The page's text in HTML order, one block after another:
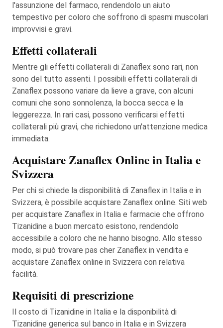
l'assunzione del farmaco, rendendolo un aiuto
tempestivo per coloro che soffrono di spasmi muscolari
improvvisi e gravi.
Effetti collaterali
Mentre gli effetti collaterali di Zanaflex sono rari, non
sono del tutto assenti. I possibili effetti collaterali di
Zanaflex possono variare da lieve a grave, con alcuni
comuni che sono sonnolenza, la bocca secca e la
leggerezza. In rari casi, possono verificarsi effetti
collaterali più gravi, che richiedono un'attenzione medica
immediata.
Acquistare Zanaflex Online in Italia e
Svizzera
Per chi si chiede la disponibilità di Zanaflex in Italia e in
Svizzera, è possibile acquistare Zanaflex online. Siti web
per acquistare Zanaflex in Italia e farmacie che offrono
Tizanidine a buon mercato esistono, rendendolo
accessibile a coloro che ne hanno bisogno. Allo stesso
modo, si può trovare pas cher Zanaflex in vendita e
acquistare Zanaflex online in Svizzera con relativa
facilità.
Requisiti di prescrizione
Il costo di Tizanidine in Italia e la disponibilità di
Tizanidine generica sul banco in Italia e in Svizzera